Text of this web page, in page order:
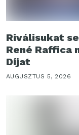
Riválisukat
René Raffica
Díjat
AUGUSZTUS 5, 2026